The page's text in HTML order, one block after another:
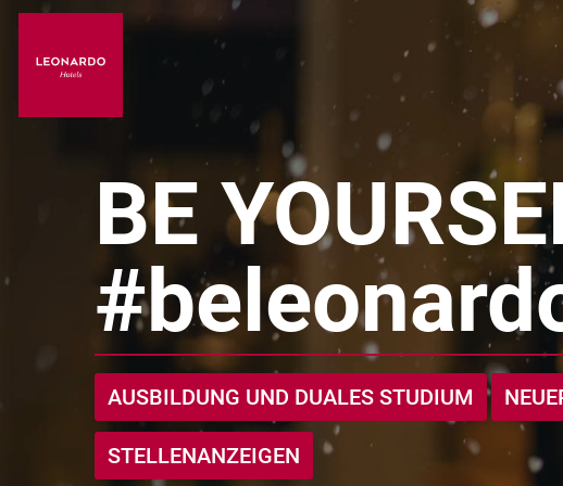
BE
AUSBILDUNG UND DUALES STUDIUM
STELLENANZEIGEN